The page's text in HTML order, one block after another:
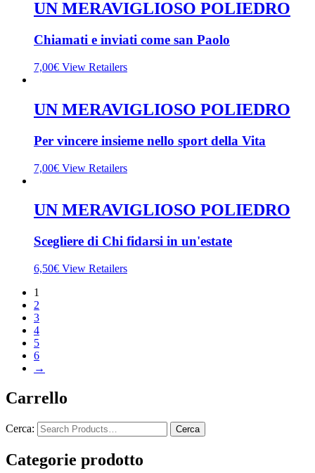
UN MERAVIGLIOSO POLIEDRO
Chiamati e inviati come san Paolo
7,00€ View Retailers
UN MERAVIGLIOSO POLIEDRO
Per vincere insieme nello sport della Vita
7,00€ View Retailers
UN MERAVIGLIOSO POLIEDRO
Scegliere di Chi fidarsi in un'estate
6,50€ View Retailers
1
2
3
4
5
6
→
Carrello
Cerca:
Categorie prodotto